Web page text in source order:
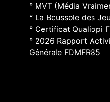
° MVT (Média
° La Boussole des
° Certificat Qualiopi
° 2026 Rapport
Générale FDMFR85